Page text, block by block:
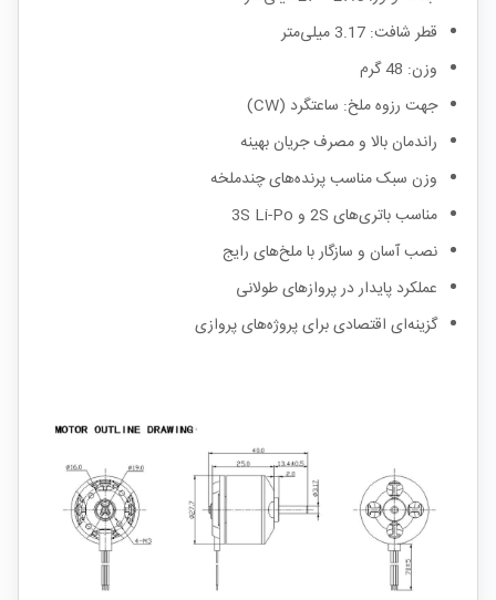
قطر شافت: 3.17 میلی‌متر
وزن: 48 گرم
جهت رزوه ملخ: ساعتگرد (CW)
راندمان بالا و مصرف جریان بهینه
وزن سبک مناسب پرنده‌های چندملخه
مناسب باتری‌های 2S و 3S Li-Po
نصب آسان و سازگار با ملخ‌های رایج
عملکرد پایدار در پروازهای طولانی
گزینه‌ای اقتصادی برای پروژه‌های پروازی